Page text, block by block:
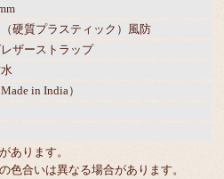
硬質プラスティック）風防
ザーストラップ
in India）
あります。
色合いは異なる場合があります。